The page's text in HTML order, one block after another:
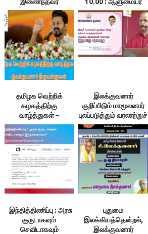
இலக்குவனார் –
ம.இராசேந்திரன் உரை
உரை 95 & 96 ;
என்னூலரங்கம்
தமிழக வெற்றிக்
கழகத்திற்கு
வாழ்த்துகள் –
இலக்குவனார்
திருவள்ளுவன்
இலக்குவனார்
குறிப்பிடும் மாமூலனார்
புலப்படுத்தும் வரலாற்றுச்
செய்திகள் –
இலக்குவனார்
திருவள்ளுவன்
இந்தித்திணிப்பு : அரசு
குருடாகவும்
செவிடாகவும்
புதுமை
இலக்கியத்தென்றல்,
இலக்குவனார்